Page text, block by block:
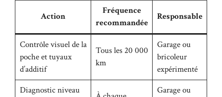
Action
Fréquence
recommandée
Responsable
Contrôle visuel de la
poche et tuyaux
d’additif
Tous les 20 000
km
Garage ou
bricoleur
expérimenté
Diagnostic niveau
Garage ou